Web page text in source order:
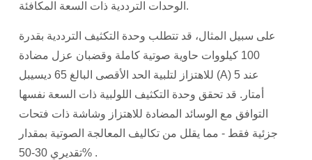
الوحدات الترددية ذات السعة المكافئة.
على سبيل المثال، قد تتطلب وحدة التكثيف الترددية بقدرة
100 كيلووات حاوية صوتية كاملة وقضبان عزل مضادة
للاهتزاز لتلبية الحد الأقصى البالغ 65 ديسيبل (A) عند 5
أمتار. قد تحقق وحدة التكثيف اللولبية ذات السعة نفسها
التوافق مع الوسائد المضادة للاهتزاز وشاشة ذات فتحات
جزئية فقط - مما يقلل من تكاليف المعالجة الصوتية بمقدار
تقديري30-50% .